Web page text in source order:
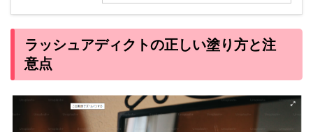
ラッシュアディクトの正しい塗り方と注
意点